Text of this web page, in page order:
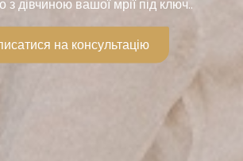
з дівчиною вашої мрії під ключ..
на консультацію